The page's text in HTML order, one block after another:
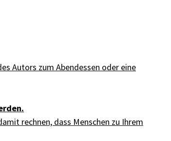
Autors zum Abendessen oder eine
rechnen, dass Menschen zu Ihrem